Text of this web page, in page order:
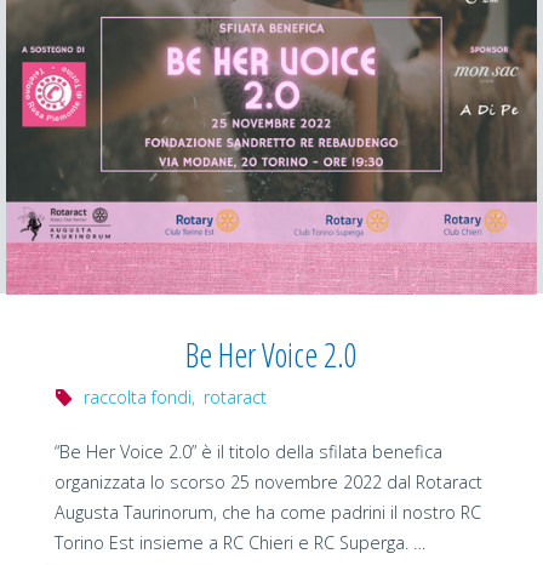
Be Her Voice 2.0
raccolta fondi, rotaract
“Be Her Voice 2.0” è il titolo della sfilata benefica
organizzata lo scorso 25 novembre 2022 dal Rotaract
Augusta Taurinorum, che ha come padrini il nostro RC
Torino Est insieme a RC Chieri e RC Superga. …